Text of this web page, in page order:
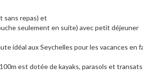
sans repas) et
seulement en suite) avec petit déjeuner
idéal aux Seychelles pour les vacances en
est dotée de kayaks, parasols et